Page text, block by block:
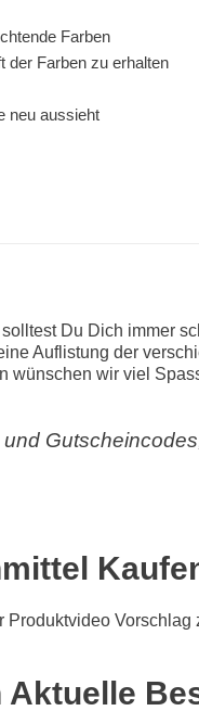
Farben
der Farben zu erhalten
neu aussieht
solltest Du Dich immer
Auflistung der
wünschen wir viel
Produktvideo Vorschlag